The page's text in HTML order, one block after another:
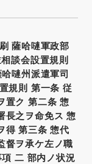
薩哈嗹軍政部
談会設置規則
嗹州派遣軍司
規則 第一条 従
置ク 第二条 惣
長之ヲ命免ス 惣
得 第三条 惣代
督ヲ承ケ左ノ職
二 部内ノ状況